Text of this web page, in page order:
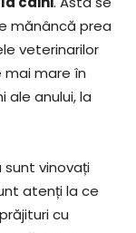
mănâncă prea
veterinarilor
mare în
ale anului, la
vinovați
atenți la ce
cu